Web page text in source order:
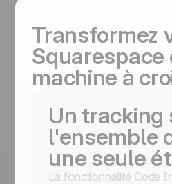
Transformez
Squarespace
machine à
Un tracking
l'ensemble
une seule
La fonctionnalité Code